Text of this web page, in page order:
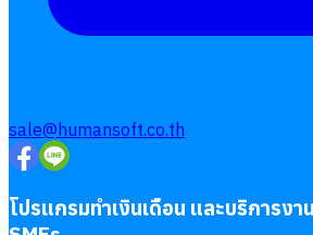
sale@humansoft.co.th
โปรแกรมทำเงินเดือน และบริการงา